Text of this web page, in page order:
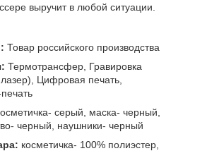
выручит в любой ситуации.
Товар российского производства
Термотрансфер, Гравировка
Цифровая печать,
серый, маска- черный,
черный, наушники- черный
косметичка- 100% полиэстер,